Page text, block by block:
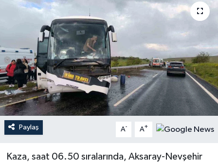
Paylaş A- A+
Kaza, saat 06.50 sıralarında, Aksaray-Nevşehir
Mersin Tarihi
Özel Haber
Politika
Resmi İlan